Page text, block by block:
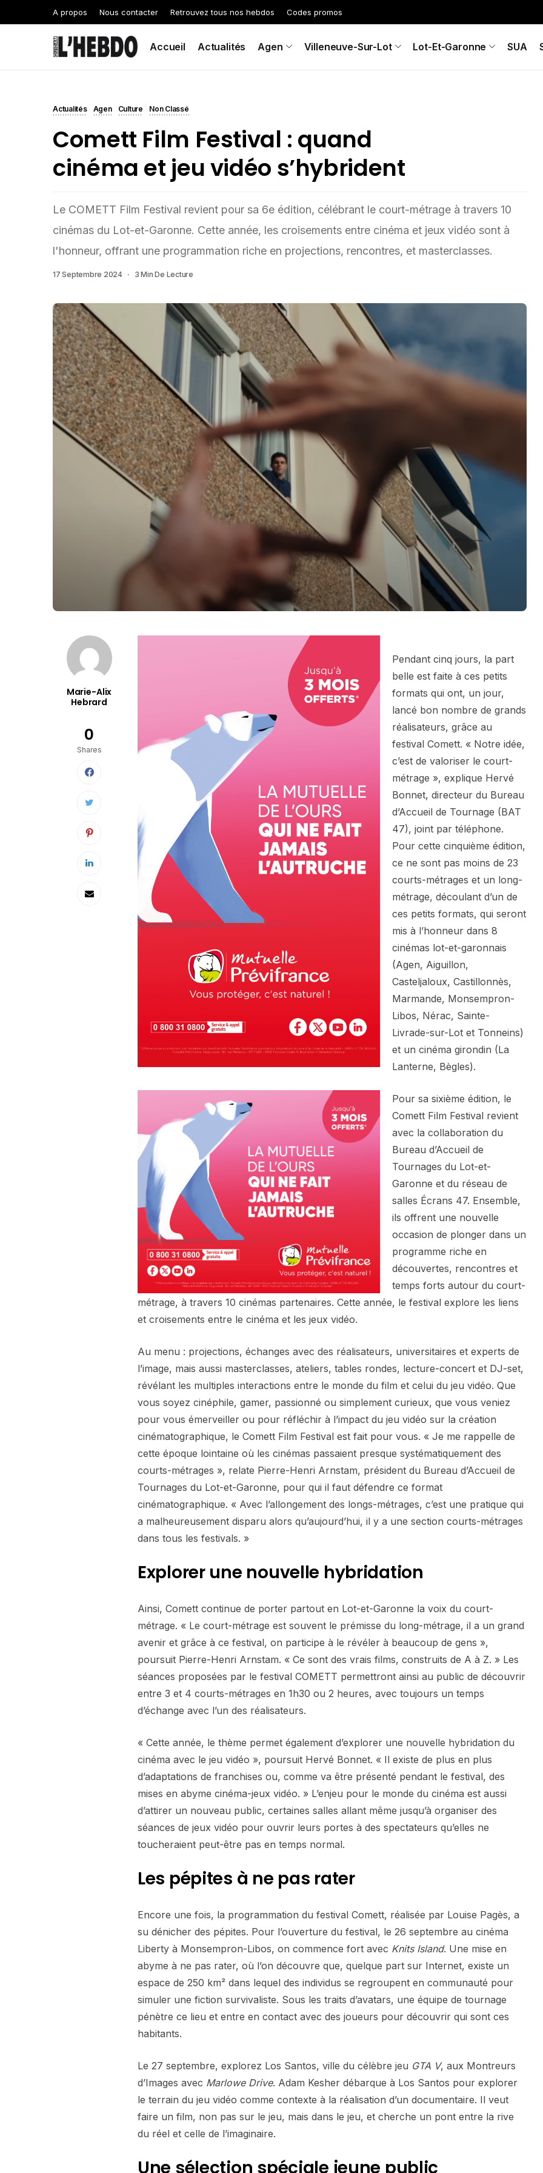
A propos Nous contacter Retrouvez tous nos hebdos Codes promos
Accueil Actualités Agen Villeneuve-Sur-Lot Lot-Et-Garonne SUA
Actualités Agen Culture Non Classé
Comett Film Festival : quand
cinéma et jeu vidéo s’hybrident
Le COMETT Film Festival revient pour sa 6e édition, célébrant le court-métrage à travers 10
cinémas du Lot-et-Garonne. Cette année, les croisements entre cinéma et jeux vidéo sont à
l'honneur, offrant une programmation riche en projections, rencontres, et masterclasses.
17 Septembre 2024 3 Min De Lecture
Marie-Alix
Hebrard
0
Shares
Pendant cinq jours, la part
belle est faite à ces petits
formats qui ont, un jour,
lancé bon nombre de grands
réalisateurs, grâce au
festival Comett. « Notre idée,
c’est de valoriser le court-
métrage », explique Hervé
Bonnet, directeur du Bureau
d’Accueil de Tournage (BAT
47), joint par téléphone.
Pour cette cinquième édition,
ce ne sont pas moins de 23
courts-métrages et un long-
métrage, découlant d’un de
ces petits formats, qui seront
mis à l’honneur dans 8
cinémas lot-et-garonnais
(Agen, Aiguillon,
Casteljaloux, Castillonnès,
Marmande, Monsempron-
Libos, Nérac, Sainte-
Livrade-sur-Lot et Tonneins)
et un cinéma girondin (La
Lanterne, Bègles).
Pour sa sixième édition, le
Comett Film Festival revient
avec la collaboration du
Bureau d’Accueil de
Tournages du Lot-et-
Garonne et du réseau de
salles Écrans 47. Ensemble,
ils offrent une nouvelle
occasion de plonger dans un
programme riche en
découvertes, rencontres et
temps forts autour du court-
métrage, à travers 10 cinémas partenaires. Cette année, le festival explore les liens
et croisements entre le cinéma et les jeux vidéo.
Au menu : projections, échanges avec des réalisateurs, universitaires et experts de
l’image, mais aussi masterclasses, ateliers, tables rondes, lecture-concert et DJ-set,
révélant les multiples interactions entre le monde du film et celui du jeu vidéo. Que
vous soyez cinéphile, gamer, passionné ou simplement curieux, que vous veniez
pour vous émerveiller ou pour réfléchir à l’impact du jeu vidéo sur la création
cinématographique, le Comett Film Festival est fait pour vous. « Je me rappelle de
cette époque lointaine où les cinémas passaient presque systématiquement des
courts-métrages », relate Pierre-Henri Arnstam, président du Bureau d’Accueil de
Tournages du Lot-et-Garonne, pour qui il faut défendre ce format
cinématographique. « Avec l’allongement des longs-métrages, c’est une pratique qui
a malheureusement disparu alors qu’aujourd’hui, il y a une section courts-métrages
dans tous les festivals. »
Explorer une nouvelle hybridation
Ainsi, Comett continue de porter partout en Lot-et-Garonne la voix du court-
métrage. « Le court-métrage est souvent le prémisse du long-métrage, il a un grand
avenir et grâce à ce festival, on participe à le révéler à beaucoup de gens »,
poursuit Pierre-Henri Arnstam. « Ce sont des vrais films, construits de A à Z. » Les
séances proposées par le festival COMETT permettront ainsi au public de découvrir
entre 3 et 4 courts-métrages en 1h30 ou 2 heures, avec toujours un temps
d’échange avec l’un des réalisateurs.
« Cette année, le thème permet également d’explorer une nouvelle hybridation du
cinéma avec le jeu vidéo », poursuit Hervé Bonnet. « Il existe de plus en plus
d’adaptations de franchises ou, comme va être présenté pendant le festival, des
mises en abyme cinéma-jeux vidéo. » L’enjeu pour le monde du cinéma est aussi
d’attirer un nouveau public, certaines salles allant même jusqu’à organiser des
séances de jeux vidéo pour ouvrir leurs portes à des spectateurs qu’elles ne
toucheraient peut-être pas en temps normal.
Les pépites à ne pas rater
Encore une fois, la programmation du festival Comett, réalisée par Louise Pagès, a
su dénicher des pépites. Pour l’ouverture du festival, le 26 septembre au cinéma
Liberty à Monsempron-Libos, on commence fort avec Knits Island. Une mise en
abyme à ne pas rater, où l’on découvre que, quelque part sur Internet, existe un
espace de 250 km² dans lequel des individus se regroupent en communauté pour
simuler une fiction survivaliste. Sous les traits d’avatars, une équipe de tournage
pénètre ce lieu et entre en contact avec des joueurs pour découvrir qui sont ces
habitants.
Le 27 septembre, explorez Los Santos, ville du célèbre jeu GTA V, aux Montreurs
d’Images avec Marlowe Drive. Adam Kesher débarque à Los Santos pour explorer
le terrain du jeu vidéo comme contexte à la réalisation d’un documentaire. Il veut
faire un film, non pas sur le jeu, mais dans le jeu, et cherche un pont entre la rive
du réel et celle de l’imaginaire.
Une sélection spéciale jeune public